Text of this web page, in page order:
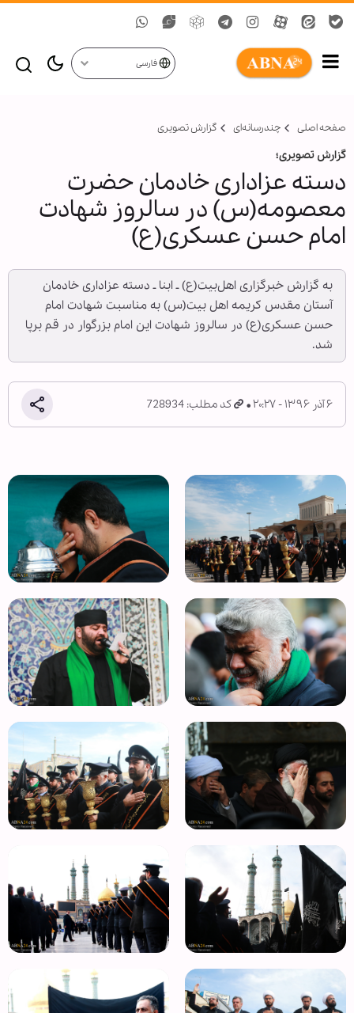
فارسی
صفحه اصلی چندرسانه‌ای گزارش تصويری
گزارش تصویری؛
دسته عزاداری خادمان حضرت
معصومه(س) در سالروز شهادت
امام حسن عسکری(ع)
به گزارش خبرگزاری اهل‌بیت(ع) ـ ابنا ـ دسته عزاداری خادمان
آستان مقدس کریمه اهل بیت(س) به مناسبت شهادت امام
حسن عسکری(ع) در سالروز شهادت این امام بزرگوار در قم برپا
شد.
۶ آذر ۱۳۹۶ - ۲۰:۲۷ کد مطلب: 728934